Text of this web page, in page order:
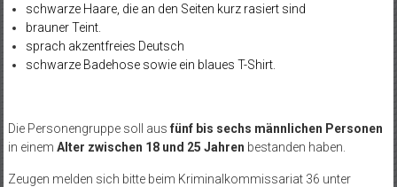
schwarze Haare, die an den Seiten kurz rasiert sind
brauner Teint.
sprach akzentfreies Deutsch
schwarze Badehose sowie ein blaues T-Shirt.
Die Personengruppe soll aus fünf bis sechs männlichen Personen
in einem Alter zwischen 18 und 25 Jahren bestanden haben.
Zeugen melden sich bitte beim Kriminalkommissariat 36 unter